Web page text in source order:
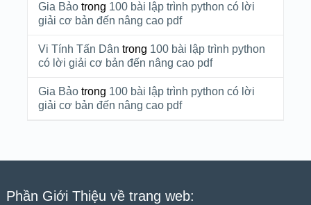
Gia Bảotrong 100 bài lập trình python có lời
giải cơ bản đến nâng cao pdf
Vi Tính Tấn Dân trong 100 bài lập trình python
có lời giải cơ bản đến nâng cao pdf
Gia Bảotrong 100 bài lập trình python có lời
giải cơ bản đến nâng cao pdf
Phần Giới Thiệu về trang web: